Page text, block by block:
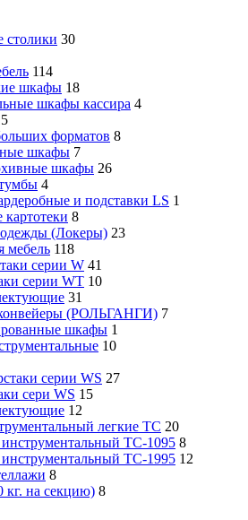
столики 30
114
шкафы 18
шкафы кассира 4
форматов 8
шкафы 7
шкафы 26
4
и подставки LS 1
8
(Локеры) 23
мебель 118
серии W 41
серии WT 10
31
(РОЛЬГАНГИ) 7
шкафы 1
10
серии WS 27
сери WS 15
12
легкие ТС 20
TC-1095 8
TC-1995 12
8
кг. на секцию) 8